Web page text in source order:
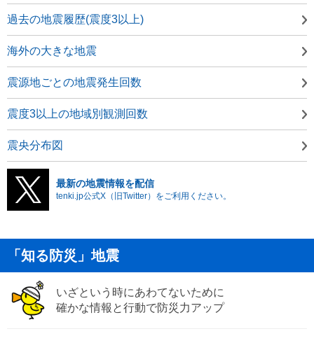
過去の地震履歴(震度3以上)
海外の大きな地震
震源地ごとの地震発生回数
震度3以上の地域別観測回数
震央分布図
最新の地震情報を配信
tenki.jp公式X（旧Twitter）をご利用ください。
「知る防災」地震
いざという時にあわてないために
確かな情報と行動で防災力アップ